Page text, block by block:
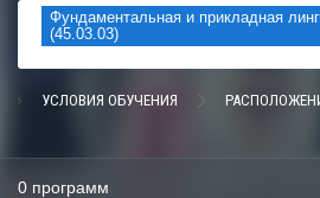
Фундаментальная и прикладная
(45.03.03)
УСЛОВИЯ ОБУЧЕНИЯ
0 программ